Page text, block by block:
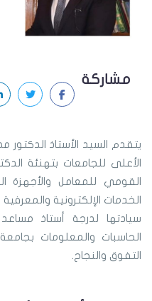
مشاركة
يتقدم السيد الأستاذ
الأعلى للجامعات بتهنئة
القومي للمعامل والأجهزة
الخدمات الإلكترونية
سيادتها لدرجة أستاذ
الحاسبات والمعلومات
التفوق والنجاح.